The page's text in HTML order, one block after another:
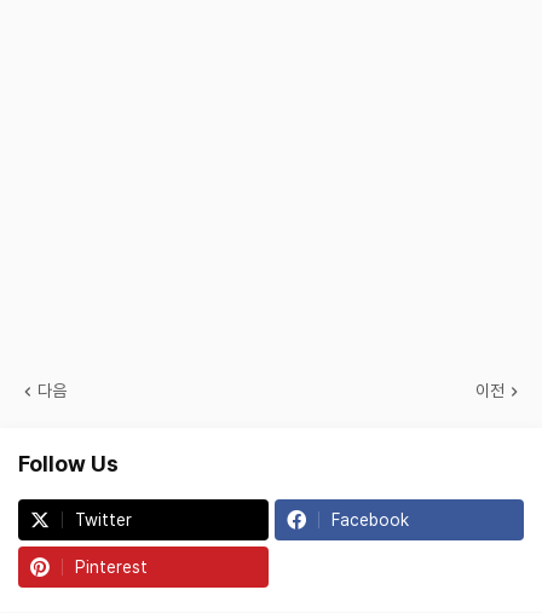
다음 이전
Follow Us
Twitter Facebook
Pinterest